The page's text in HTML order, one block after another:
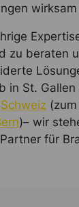
zu beraten
in St.
Schweiz
)– wir
für